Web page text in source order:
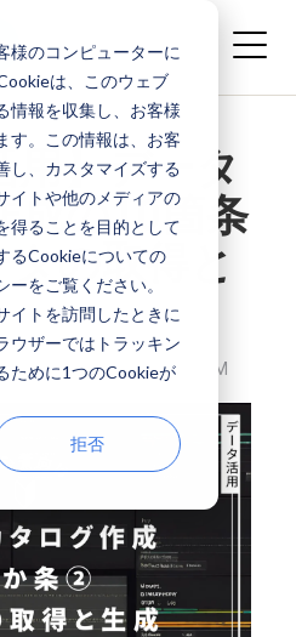
様のコンピューターに
は、このウェブ
情報を収集し、お客様
す。この情報は、お客
し、カスタマイズする
イトや他のメディアの
得ることを目的として
るCookieについての
をご覧ください。
イトを訪問したときに
ウザーではトラッキン
ために1つのCookieが
拒否
用】データ
成の10箇条
の取得と
JAN 16, 2024 3:00:00 PM